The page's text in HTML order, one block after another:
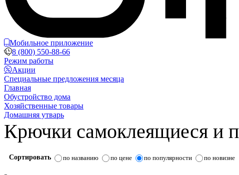
Мобильное приложение
8 (800) 550-88-66
Режим работы
Акции
Специальные предложения месяца
Главная
Обустройство дома
Хозяйственные товары
Домашняя утварь
Крючки самоклеящиеся и
Сортировать по названию по цене по популярности по новизне